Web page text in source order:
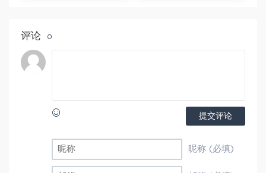
评论 0
提交评论
昵称 (必填)